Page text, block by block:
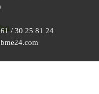
/ 30 25 81 24